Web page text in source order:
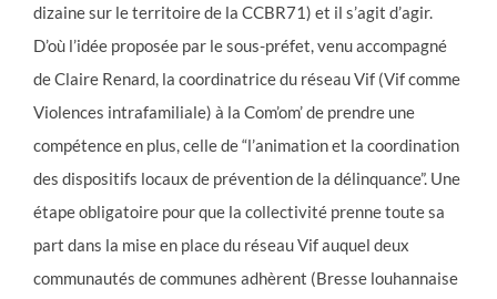
dizaine sur le territoire de la CCBR71) et il s’agit d’agir.
D’où l’idée proposée par le sous-préfet, venu accompagné
de Claire Renard, la coordinatrice du réseau Vif (Vif comme
Violences intrafamiliale) à la Com’om’ de prendre une
compétence en plus, celle de “l’animation et la coordination
des dispositifs locaux de prévention de la délinquance”. Une
étape obligatoire pour que la collectivité prenne toute sa
part dans la mise en place du réseau Vif auquel deux
communautés de communes adhèrent (Bresse louhannaise